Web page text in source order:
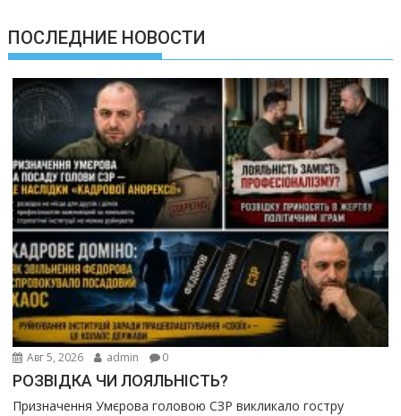
ПОСЛЕДНИЕ НОВОСТИ
Авг 5, 2026 admin 0
РОЗВІДКА ЧИ ЛОЯЛЬНІСТЬ?
Призначення Умєрова головою СЗР викликало гостру